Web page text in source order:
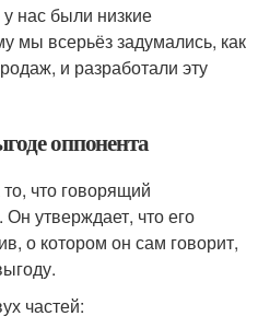
нас были низкие
мы всерьёз задумались, как
и разработали эту
оппонента
что говорящий
утверждает, что его
о котором он сам говорит,
частей: